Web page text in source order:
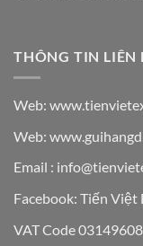
THÔNG TIN LIÊN
Web:
Web:
Email :
Facebook: Tiến Việt
VAT Code